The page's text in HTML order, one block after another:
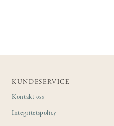
KUNDESERVICE
Kontakt oss
Integritetspolicy